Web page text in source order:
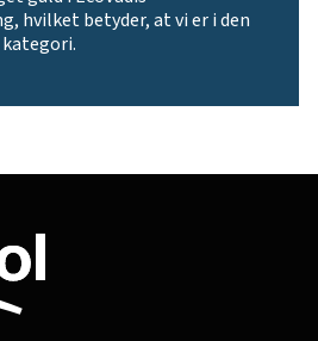
hvilket betyder, at vi er i den